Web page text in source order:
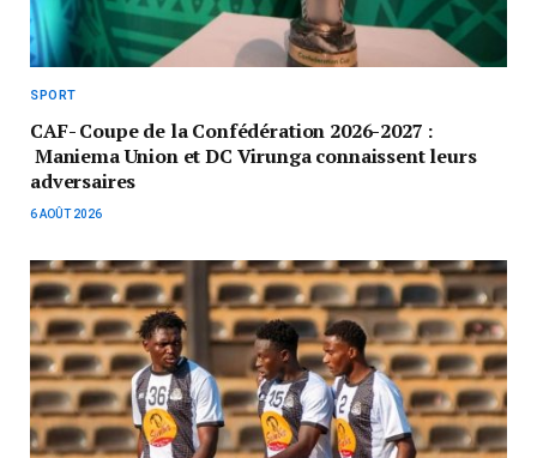
SPORT
CAF- Coupe de la Confédération 2026-2027 :
Maniema Union et DC Virunga connaissent leurs
adversaires
6 AOÛT 2026